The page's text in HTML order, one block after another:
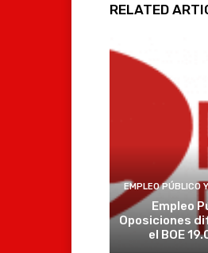
RELATED
EMPLEO PÚBLICO
Empleo
Oposiciones
el BOE